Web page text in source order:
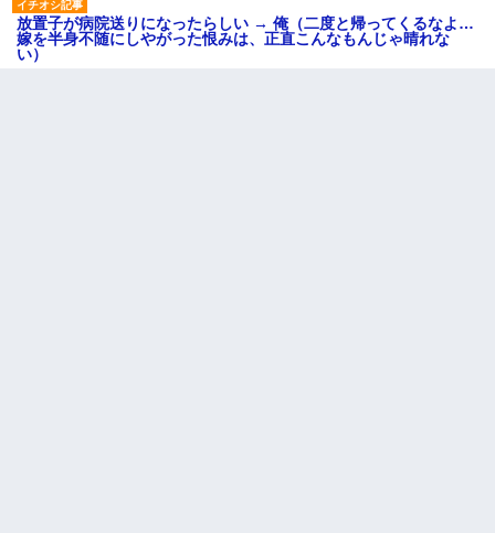
放置子が病院送りになったらしい → 俺（二度と帰ってくるなよ…
嫁を半身不随にしやがった恨みは、正直こんなもんじゃ晴れな
い）